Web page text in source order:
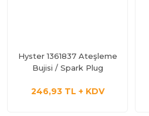
Hyster 1361837 Ateşleme
Bujisi / Spark Plug
246,93 TL + KDV